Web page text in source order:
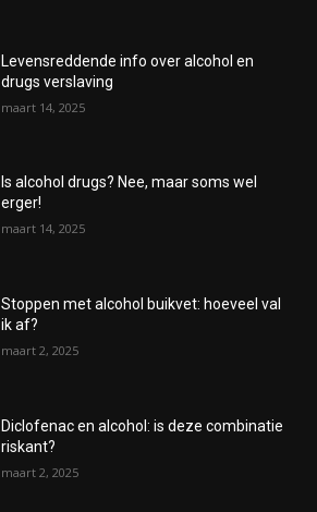
Levensreddende info over alcohol en
drugs verslaving
maart 14, 2025
Is alcohol drugs? Nee, maar soms wel
erger!
maart 14, 2025
Stoppen met alcohol buikvet: hoeveel val
ik af?
maart 2, 2025
Diclofenac en alcohol: is deze combinatie
riskant?
maart 2, 2025